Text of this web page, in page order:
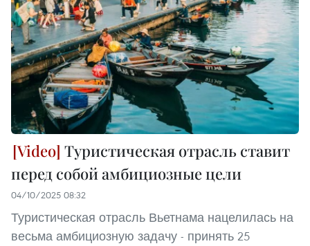
Туристическая отрасль ставит
перед собой амбициозные цели
04/10/2025 08:32
Туристическая отрасль Вьетнама нацелилась на
весьма амбициозную задачу - принять 25